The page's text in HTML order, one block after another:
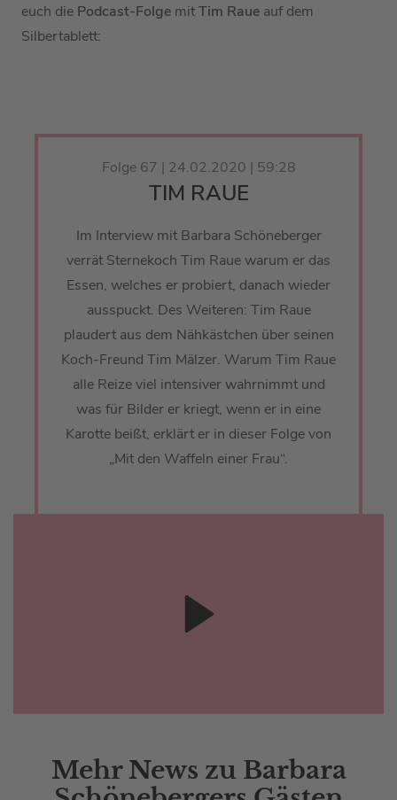
euch die Podcast-Folge mitTim Raue auf dem
Silbertablett:
Folge 67 | 24.02.2020 | 59:28
TIM RAUE
Im Interview mit Barbara Schöneberger
verrät Sternekoch Tim Raue warum er das
Essen, welches er probiert, danach wieder
ausspuckt. Des Weiteren: Tim Raue
plaudert aus dem Nähkästchen über seinen
Koch-Freund Tim Mälzer. Warum Tim Raue
alle Reize viel intensiver wahrnimmt und
was für Bilder er kriegt, wenn er in eine
Karotte beißt, erklärt er in dieser Folge von
„Mit den Waffeln einer Frau“.
Mehr News zu Barbara